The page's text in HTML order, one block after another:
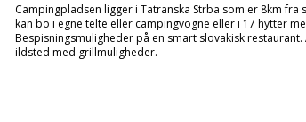
Campingpladsen ligger i Tatranska Strba som er 8km fra
kan bo i egne telte eller campingvogne eller i 17 hytter
Bespisningsmuligheder på en smart slovakisk
ildsted med grillmuligheder.